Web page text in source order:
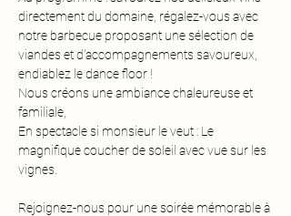
directement du domaine, régalez-vous avec
notre barbecue proposant une sélection de
viandes et d'accompagnements savoureux,
endiablez le dance floor !
Nous créons une ambiance chaleureuse et
familiale,
En spectacle si monsieur le veut : Le
magnifique coucher de soleil avec vue sur les
vignes.
Rejoignez-nous pour une soirée mémorable à